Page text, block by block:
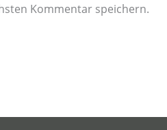
Kommentar speichern.